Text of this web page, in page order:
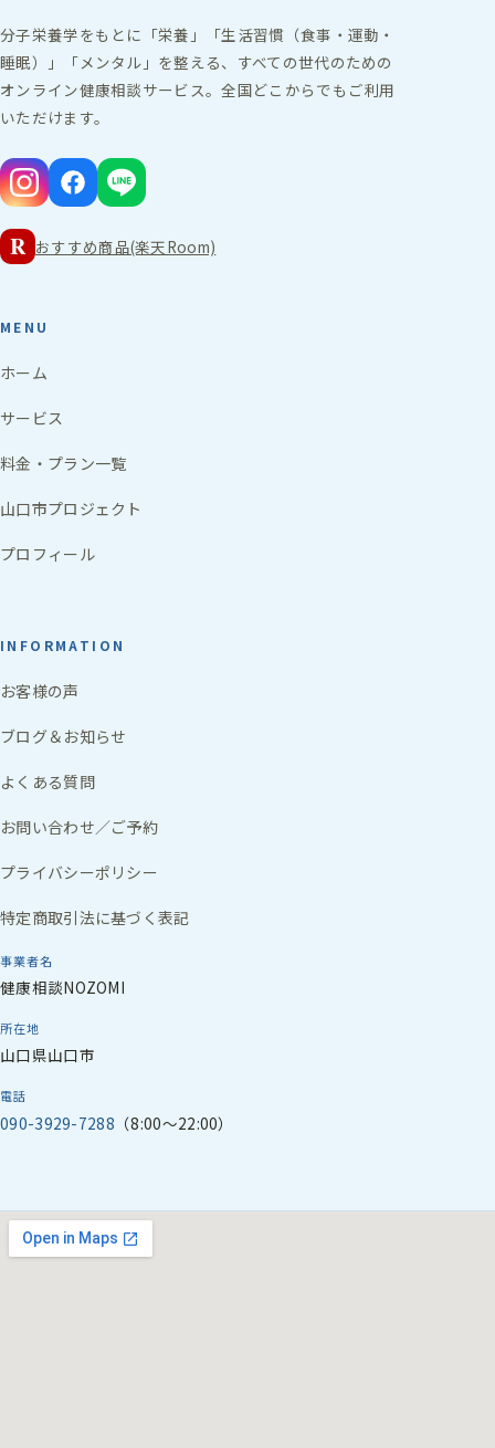
分子栄養学をもとに「栄養」「生活習慣（食事・運動・
睡眠）」「メンタル」を整える、すべての世代のための
オンライン健康相談サービス。全国どこからでもご利用
いただけます。
R おすすめ商品(楽天Room)
MENU
ホーム
サービス
料金・プラン一覧
山口市プロジェクト
プロフィール
INFORMATION
お客様の声
ブログ＆お知らせ
よくある質問
お問い合わせ／ご予約
プライバシーポリシー
特定商取引法に基づく表記
事業者名
健康相談NOZOMI
所在地
山口県山口市
電話
090-3929-7288 （8:00〜22:00）